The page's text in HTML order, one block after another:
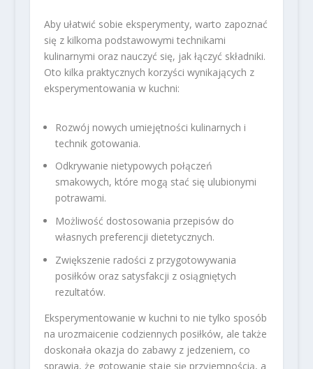
Aby ułatwić sobie eksperymenty, warto zapoznać
się z kilkoma podstawowymi technikami
kulinarnymi oraz nauczyć się, jak łączyć składniki.
Oto kilka praktycznych korzyści wynikających z
eksperymentowania w kuchni:
Rozwój nowych umiejętności kulinarnych i
technik gotowania.
Odkrywanie nietypowych połączeń
smakowych, które mogą stać się ulubionymi
potrawami.
Możliwość dostosowania przepisów do
własnych preferencji dietetycznych.
Zwiększenie radości z przygotowywania
posiłków oraz satysfakcji z osiągniętych
rezultatów.
Eksperymentowanie w kuchni to nie tylko sposób
na urozmaicenie codziennych posiłków, ale także
doskonała okazja do zabawy z jedzeniem, co
sprawia, że gotowanie staje się przyjemnością, a